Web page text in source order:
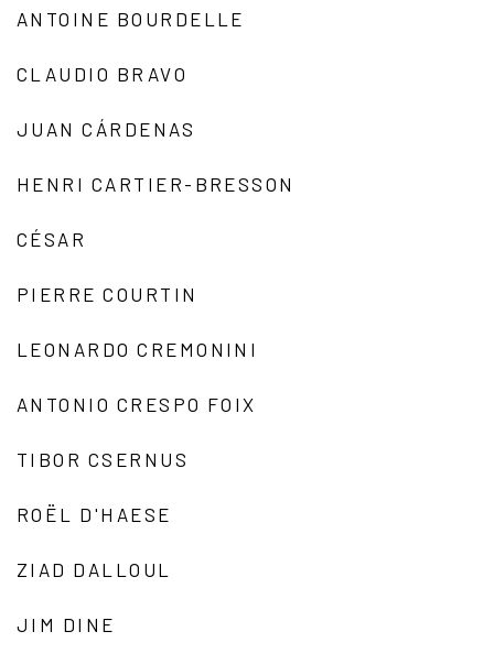
ANTOINE BOURDELLE
CLAUDIO BRAVO
JUAN CÁRDENAS
HENRI CARTIER-BRESSON
CÉSAR
PIERRE COURTIN
LEONARDO CREMONINI
ANTONIO CRESPO FOIX
TIBOR CSERNUS
ROËL D'HAESE
ZIAD DALLOUL
JIM DINE